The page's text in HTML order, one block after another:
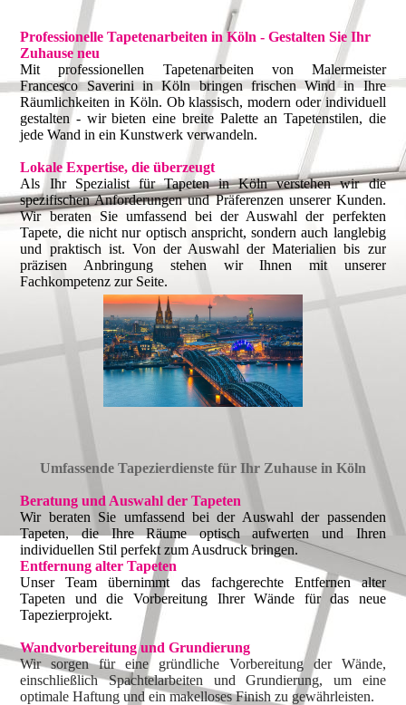
Professionelle Tapetenarbeiten in Köln - Gestalten Sie Ihr
Zuhause neu
Mit professionellen Tapetenarbeiten von Malermeister
Francesco Saverini in Köln bringen frischen Wind in Ihre
Räumlichkeiten in Köln. Ob klassisch, modern oder individuell
gestalten - wir bieten eine breite Palette an Tapetenstilen, die
jede Wand in ein Kunstwerk verwandeln.
Lokale Expertise, die überzeugt
Als Ihr Spezialist für Tapeten in Köln verstehen wir die
spezifischen Anforderungen und Präferenzen unserer Kunden.
Wir beraten Sie umfassend bei der Auswahl der perfekten
Tapete, die nicht nur optisch anspricht, sondern auch langlebig
und praktisch ist. Von der Auswahl der Materialien bis zur
präzisen Anbringung stehen wir Ihnen mit unserer
Fachkompetenz zur Seite.
Umfassende Tapezierdienste für Ihr Zuhause in Köln
Beratung und Auswahl der Tapeten
Wir beraten Sie umfassend bei der Auswahl der passenden
Tapeten, die Ihre Räume optisch aufwerten und Ihren
individuellen Stil perfekt zum Ausdruck bringen.
Entfernung alter Tapeten
Unser Team übernimmt das fachgerechte Entfernen alter
Tapeten und die Vorbereitung Ihrer Wände für das neue
Tapezierprojekt.
Wandvorbereitung und Grundierung
Wir sorgen für eine gründliche Vorbereitung der Wände,
einschließlich Spachtelarbeiten und Grundierung, um eine
optimale Haftung und ein makelloses Finish zu gewährleisten.